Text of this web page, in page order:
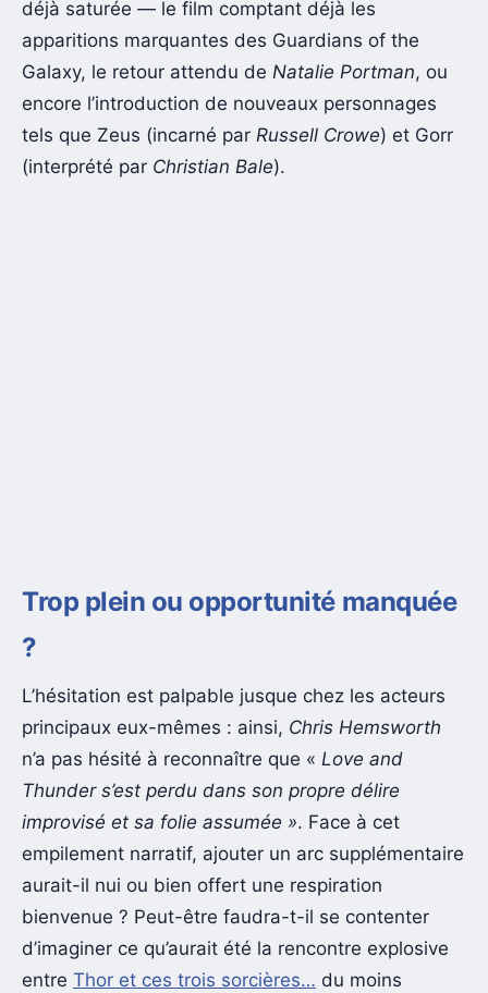
déjà saturée — le film comptant déjà les
apparitions marquantes des Guardians of the
Galaxy, le retour attendu de Natalie Portman, ou
encore l’introduction de nouveaux personnages
tels que Zeus (incarné par Russell Crowe) et Gorr
(interprété par Christian Bale).
Trop plein ou opportunité manquée
?
L’hésitation est palpable jusque chez les acteurs
principaux eux-mêmes : ainsi, Chris Hemsworth
n’a pas hésité à reconnaître que « Love and
Thunder s’est perdu dans son propre délire
improvisé et sa folie assumée ». Face à cet
empilement narratif, ajouter un arc supplémentaire
aurait-il nui ou bien offert une respiration
bienvenue ? Peut-être faudra-t-il se contenter
d’imaginer ce qu’aurait été la rencontre explosive
entre Thor et ces trois sorcières… du moins